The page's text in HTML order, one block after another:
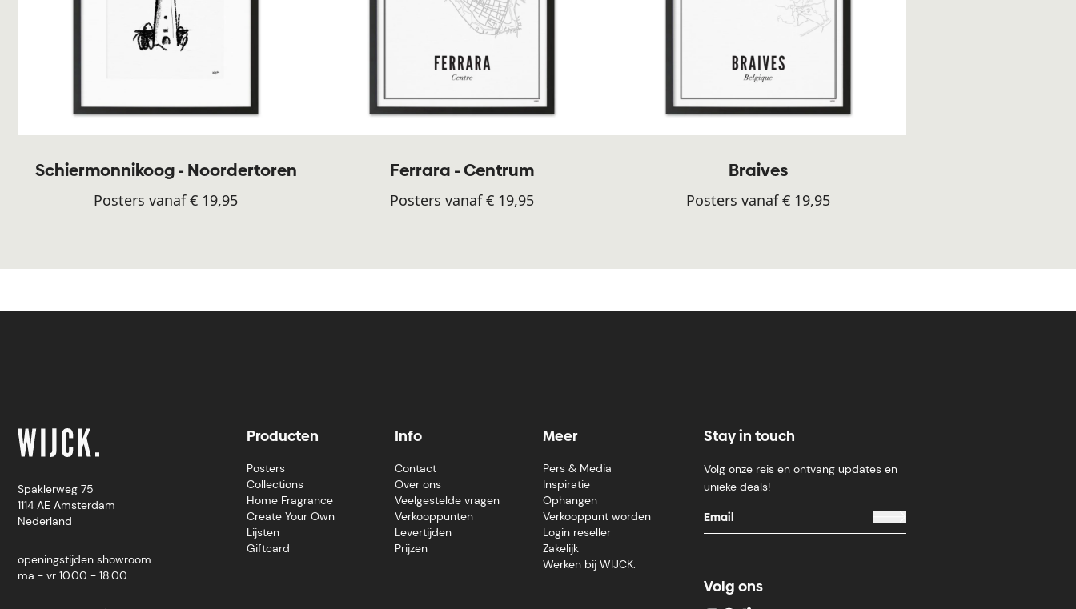
Schiermonnikoog - Noordertoren
Posters vanaf € 19,95
Ferrara - Centrum
Posters vanaf € 19,95
Braives
Posters vanaf € 19,95
Spaklerweg 75
1114 AE Amsterdam
Nederland
openingstijden showroom
ma - vr 10.00 - 18.00
Producten
Posters
Collections
Home Fragrance
Create Your Own
Lijsten
Giftcard
Info
Contact
Over ons
Veelgestelde vragen
Verkooppunten
Levertijden
Prijzen
Meer
Pers & Media
Inspiratie
Ophangen
Verkooppunt worden
Login reseller
Zakelijk
Werken bij WIJCK.
Stay in touch
Volg onze reis en ontvang updates en
unieke deals!
Volg ons